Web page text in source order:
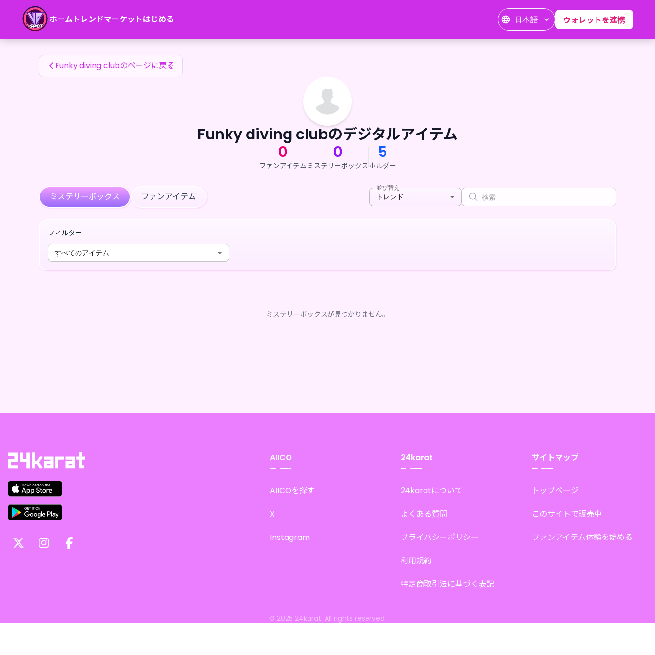
ホーム トレンドマーケットはじめる 日本語 ウォレットを連携
Funky diving clubのファンアイテム
Funky diving clubのページに戻る
Funky diving clubのデジタルアイテム
0
ファンアイテム
0
ミステリーボックス
5
ホルダー
ミステリーボックス ファンアイテム
並び替え
トレンド
フィルター
すべてのアイテム
ミステリーボックスが見つかりません。
AIICO
AIICOを探す
X
Instagram
24karat
24karatについて
よくある質問
プライバシーポリシー
利用規約
特定商取引法に基づく表記
サイトマップ
トップページ
このサイトで販売中
ファンアイテム体験を始める
© 2025 24karat. All rights reserved.
Funky diving clubのファンアイテム — 24karat